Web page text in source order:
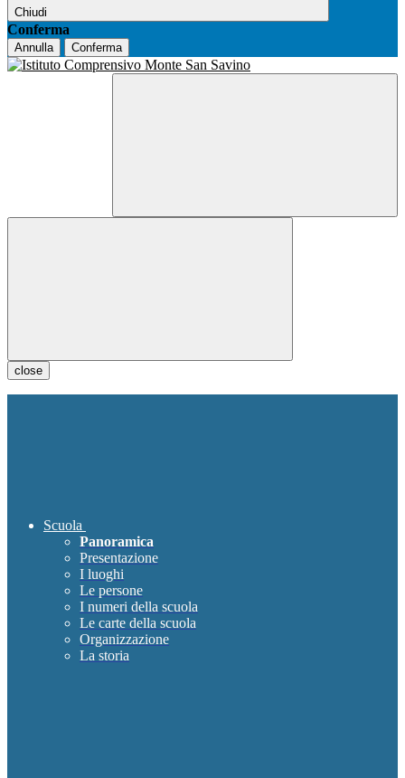
Chiudi
Conferma
Annulla Conferma
close
Scuola
Panoramica
Presentazione
I luoghi
Le persone
I numeri della scuola
Le carte della scuola
Organizzazione
La storia